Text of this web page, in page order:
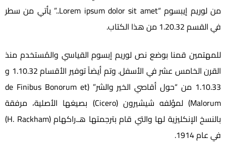
من لوريم إيبسوم “Lorem ipsum dolor sit amet..” يأتي من سطر
في القسم 1.20.32 من هذا الكتاب.
للمهتمين قمنا بوضع نص لوريم إبسوم القياسي والمُستخدم منذ
القرن الخامس عشر في الأسفل. وتم أيضاً توفير الأقسام 1.10.32 و
1.10.33 من “حول أقاصي الخير والشر” (de Finibus Bonorum et
Malorum) لمؤلفه شيشيرون (Cicero) بصيغها الأصلية، مرفقة
بالنسخ الإنكليزية لها والتي قام بترجمتها هـ.راكهام (H. Rackham)
في عام 1914.